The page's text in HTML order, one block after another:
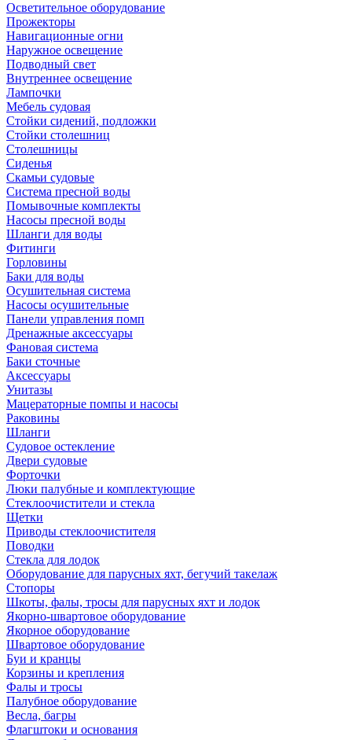
Осветительное оборудование
Прожекторы
Навигационные огни
Наружное освещение
Подводный свет
Внутреннее освещение
Лампочки
Мебель судовая
Стойки сидений, подложки
Стойки столешниц
Столешницы
Сиденья
Скамьи судовые
Система пресной воды
Помывочные комплекты
Насосы пресной воды
Шланги для воды
Фитинги
Горловины
Баки для воды
Осушительная система
Насосы осушительные
Панели управления помп
Дренажные аксессуары
Фановая система
Баки сточные
Аксессуары
Унитазы
Мацераторные помпы и насосы
Раковины
Шланги
Судовое остекление
Двери судовые
Форточки
Люки палубные и комплектующие
Стеклоочистители и стекла
Щетки
Приводы стеклоочистителя
Поводки
Стекла для лодок
Оборудование для парусных яхт, бегучий такелаж
Стопоры
Шкоты, фалы, тросы для парусных яхт и лодок
Якорно-швартовое оборудование
Якорное оборудование
Швартовое оборудование
Буи и кранцы
Корзины и крепления
Фалы и тросы
Палубное оборудование
Весла, багры
Флагштоки и основания